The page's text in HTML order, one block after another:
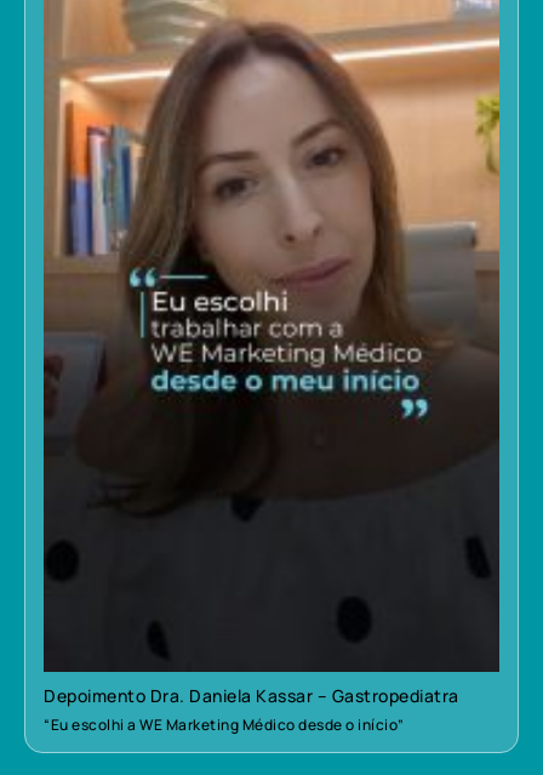
Depoimento Dra. Daniela Kassar – Gastropediatra
“Eu escolhi a WE Marketing Médico desde o início”